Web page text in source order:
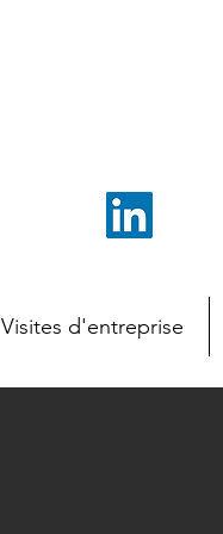
Visites d'entreprise